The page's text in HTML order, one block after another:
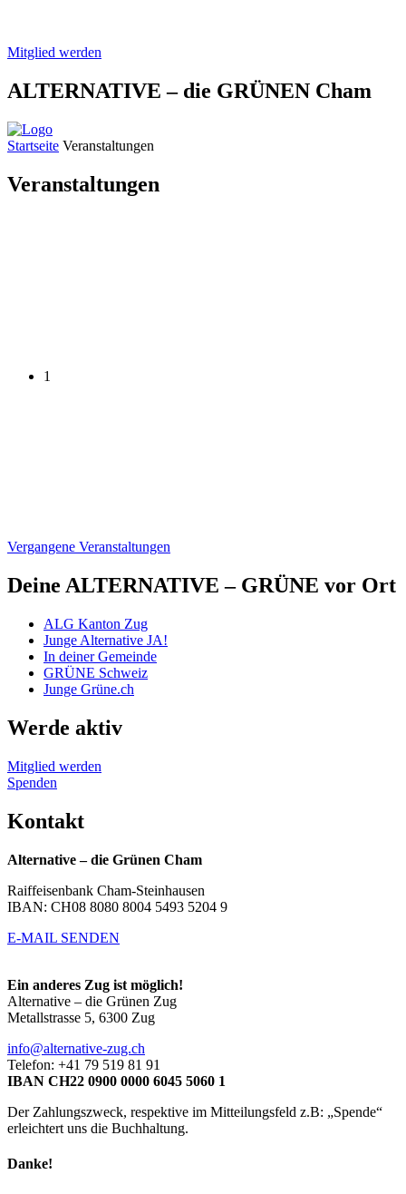
Mitglied werden
ALTERNATIVE – die GRÜNEN Cham
Startseite Veranstaltungen
Veranstaltungen
1
Vergangene Veranstaltungen
Deine ALTERNATIVE – GRÜNE vor Ort
ALG Kanton Zug
Junge Alternative JA!
In deiner Gemeinde
GRÜNE Schweiz
Junge Grüne.ch
Werde aktiv
Mitglied werden
Spenden
Kontakt
Alternative – die Grünen Cham
Raiffeisenbank Cham-Steinhausen
IBAN: CH08 8080 8004 5493 5204 9
E-MAIL SENDEN
Ein anderes Zug ist möglich!
Alternative – die Grünen Zug
Metallstrasse 5, 6300 Zug
info@alternative-zug.ch
Telefon: +41 79 519 81 91
IBAN CH22 0900 0000 6045 5060 1
Der Zahlungszweck, respektive im Mitteilungsfeld z.B: „Spende“
erleichtert uns die Buchhaltung.
Danke!